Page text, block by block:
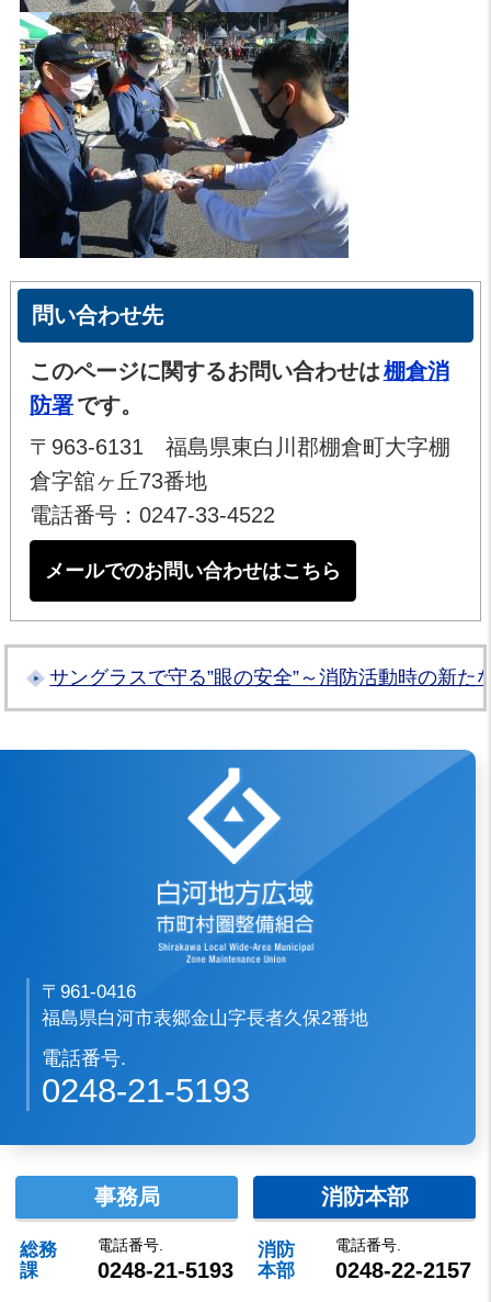
問い合わせ先
このページに関するお問い合わせは棚倉消
防署です。
〒963-6131 福島県東白川郡棚倉町大字棚
倉字舘ヶ丘73番地
電話番号：0247-33-4522
メールでのお問い合わせはこちら
サングラスで守る”眼の安全”～消防活動時の新た
白河地方広域市
〒961-0416
福島県白河市表郷金山字長者久保2番地
電話番号.
0248-21-5193
事務局
総務
課
電話番号.
0248-21-5193
消防本部
消防
本部
電話番号.
0248-22-2157